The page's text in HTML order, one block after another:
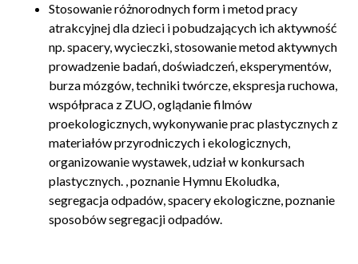
Stosowanie różnorodnych form i metod pracy
atrakcyjnej dla dzieci i pobudzających ich aktywność
np. spacery, wycieczki, stosowanie metod aktywnych
prowadzenie badań, doświadczeń, eksperymentów,
burza mózgów, techniki twórcze, ekspresja ruchowa,
współpraca z ZUO, oglądanie filmów
proekologicznych, wykonywanie prac plastycznych z
materiałów przyrodniczych i ekologicznych,
organizowanie wystawek, udział w konkursach
plastycznych. , poznanie Hymnu Ekoludka,
segregacja odpadów, spacery ekologiczne, poznanie
sposobów segregacji odpadów.